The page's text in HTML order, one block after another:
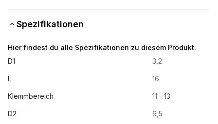
Spezifikationen
Hier findest du alle Spezifikationen zu diesem Produkt.
D1
3,2
L 16
Klemmbereich 11 - 13
D2 6,5